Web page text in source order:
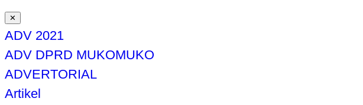
✕
ADV 2021
ADV DPRD MUKOMUKO
ADVERTORIAL
Artikel